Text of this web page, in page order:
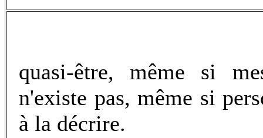
quasi-être, même si
n'existe pas, même si
à la décrire.